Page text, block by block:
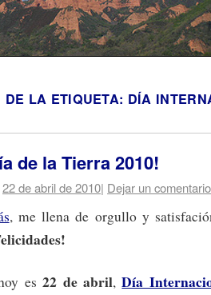
DE LA ETIQUETA: DÍA
de la Tierra 2010!
22 de abril de 2010| Dejar un comentario
, me llena de orgullo y
es22 de abril, Día